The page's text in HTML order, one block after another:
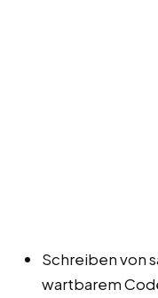
Schreiben von
wartbarem